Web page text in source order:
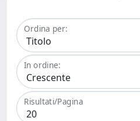
Ordina per:
In ordine:
Risultati/Pagina